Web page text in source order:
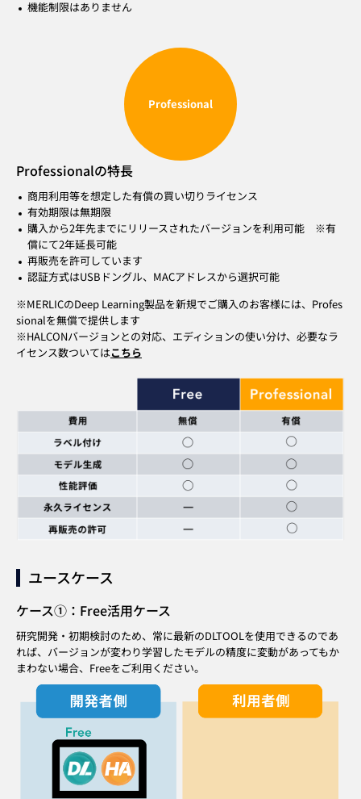
機能制限はありません
Professional
Professionalの特長
商用利用等を想定した有償の買い切りライセンス
有効期限は無期限
購入から2年先までにリリースされたバージョンを利用可能 ※有
償にて2年延長可能
再販売を許可しています
認証方式はUSBドングル、MACアドレスから選択可能
※MERLICのDeep Learning製品を新規でご購入のお客様には、Profes
sionalを無償で提供します
※HALCONバージョンとの対応、エディションの使い分け、必要なラ
イセンス数ついてはこちら
ユースケース
ケース①：Free活用ケース
研究開発・初期検討のため、常に最新のDLTOOLを使用できるのであ
れば、 バージョンが変わり学習したモデルの精度に変動があってもか
まわない場合、 Freeをご利用ください。